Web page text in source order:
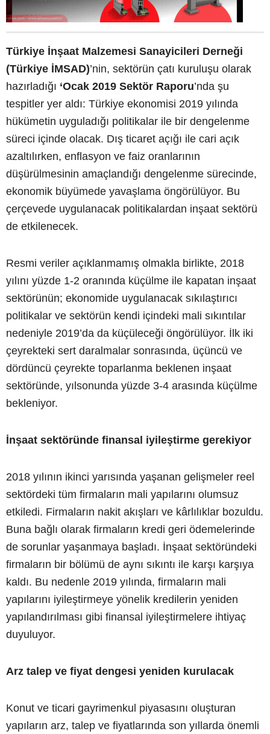
Türkiye İnşaat Malzemesi Sanayicileri Derneği
(Türkiye İMSAD)’nin, sektörün çatı kuruluşu olarak
hazırladığı ‘Ocak 2019 Sektör Raporu’nda şu
tespitler yer aldı: Türkiye ekonomisi 2019 yılında
hükümetin uyguladığı politikalar ile bir dengelenme
süreci içinde olacak. Dış ticaret açığı ile cari açık
azaltılırken, enflasyon ve faiz oranlarının
düşürülmesinin amaçlandığı dengelenme sürecinde,
ekonomik büyümede yavaşlama öngörülüyor. Bu
çerçevede uygulanacak politikalardan inşaat sektörü
de etkilenecek.
Resmi veriler açıklanmamış olmakla birlikte, 2018
yılını yüzde 1-2 oranında küçülme ile kapatan inşaat
sektörünün; ekonomide uygulanacak sıkılaştırıcı
politikalar ve sektörün kendi içindeki mali sıkıntılar
nedeniyle 2019’da da küçüleceği öngörülüyor. İlk iki
çeyrekteki sert daralmalar sonrasında, üçüncü ve
dördüncü çeyrekte toparlanma beklenen inşaat
sektöründe, yılsonunda yüzde 3-4 arasında küçülme
bekleniyor.
İnşaat sektöründe finansal iyileştirme gerekiyor
2018 yılının ikinci yarısında yaşanan gelişmeler reel
sektördeki tüm firmaların mali yapılarını olumsuz
etkiledi. Firmaların nakit akışları ve kârlılıklar bozuldu.
Buna bağlı olarak firmaların kredi geri ödemelerinde
de sorunlar yaşanmaya başladı. İnşaat sektöründeki
firmaların bir bölümü de aynı sıkıntı ile karşı karşıya
kaldı. Bu nedenle 2019 yılında, firmaların mali
yapılarını iyileştirmeye yönelik kredilerin yeniden
yapılandırılması gibi finansal iyileştirmelere ihtiyaç
duyuluyor.
Arz talep ve fiyat dengesi yeniden kurulacak
Konut ve ticari gayrimenkul piyasasını oluşturan
yapıların arz, talep ve fiyatlarında son yıllarda önemli